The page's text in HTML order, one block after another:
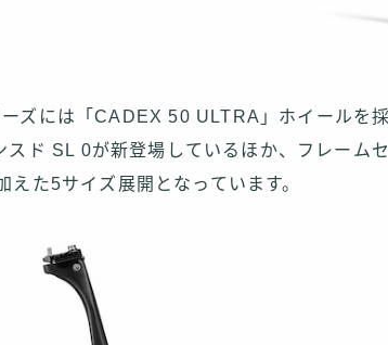
ズには「CADEX 50 ULTRA」ホイールを
スド SL 0が新登場しているほか、フレーム
えた5サイズ展開となっています。